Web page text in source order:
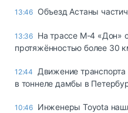
13:46 Объезд Астаны
13:36 На трассе М-4 «Дон»
протяжённостью более 30
12:44
Движение транспорта
в тоннеле дамбы в
10:46 Инженеры Toyota